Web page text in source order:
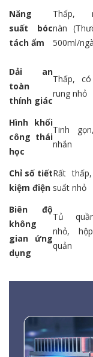
Năng
suất bóc
tách ẩm
Thấp,
nàn
500ml/
Dải an
toàn
thính giác
Thấp,
rung nhỏ
Hình khối
công thái
học
Tinh
nhắn
Chỉ số tiết
kiệm điện
Rất
suất nhỏ
Biên độ
không
gian ứng
dụng
Tủ
nhỏ,
quản